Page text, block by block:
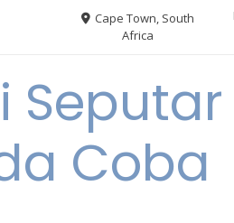
Cape Town, South
Africa
Coba